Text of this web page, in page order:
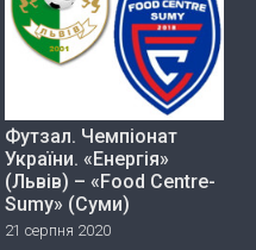
Футзал. Чемпіонат
України. «Енергія»
(Львів) – «Food Centre-
Sumy» (Суми)
21 серпня 2020